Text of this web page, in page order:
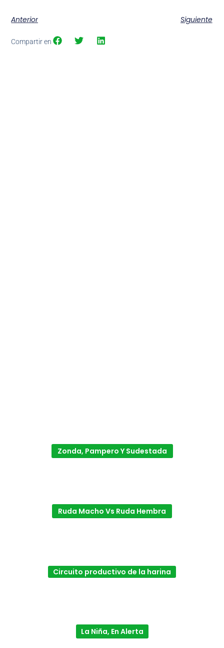
Anterior Siguiente
Compartir en
Zonda, Pampero Y Sudestada
Ruda Macho Vs Ruda Hembra
Circuito productivo de la harina
La Niña, En Alerta